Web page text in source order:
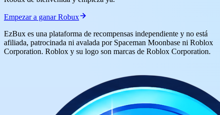
Empezar a ganar Robux
EzBux es una plataforma de recompensas independiente y no está
afiliada, patrocinada ni avalada por Spaceman Moonbase ni Roblox
Corporation. Roblox y su logo son marcas de Roblox Corporation.